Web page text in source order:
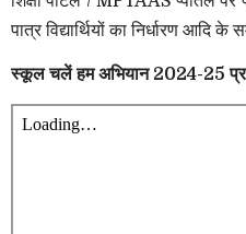
पात्र विद्यार्थियों का निर्धारण आदि के
स्कूल चलें हम अभियान 2024-25